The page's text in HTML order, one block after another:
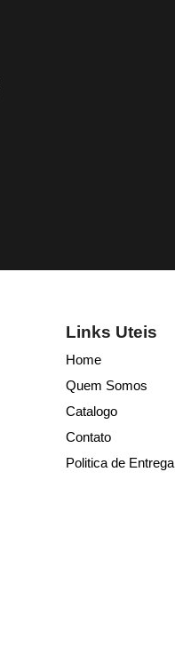
Links Uteis
Home
Quem Somos
Catalogo
Contato
Politica de Entrega